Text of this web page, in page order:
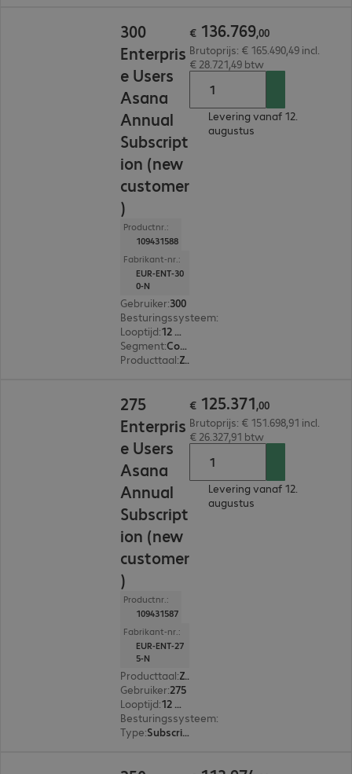
300
Enterpris
e Users
Asana
Annual
Subscript
ion (new
customer
)
Productnr.:
109431588
Fabrikant-nr.:
EUR-ENT-30
0-N
Gebruiker:300
Besturingssysteem:
Looptijd:
12 Maanden
Segment:
Corporate
Producttaal: Zweeds, Russisch, Engels, Spaans, Japans, Portugees, Portugal, Pools, Frans, Italiaans, Nederlands, Duits
€ 136.769,00
Brutoprijs: € 165.490,49 incl.
€ 28.721,49 btw
Levering vanaf 12.
augustus
275
Enterpris
e Users
Asana
Annual
Subscript
ion (new
customer
)
Productnr.:
109431587
Fabrikant-nr.:
EUR-ENT-27
5-N
Producttaal: Zweeds, Russisch, Engels, Spaans, Japans, Portugees, Portugal, Pools, Frans, Italiaans, Nederlands, Duits
Gebruiker:275
Looptijd:
12 Maanden
Besturingssysteem:
Type: Subscription
€ 125.371,00
Brutoprijs: € 151.698,91 incl.
€ 26.327,91 btw
Levering vanaf 12.
augustus